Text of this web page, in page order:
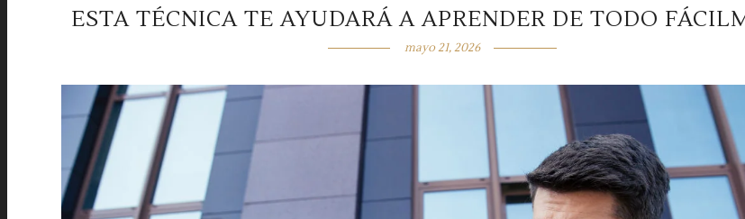
ESTA TÉCNICA TE AYUDARÁ A APRENDER DE TODO
mayo 21, 2026